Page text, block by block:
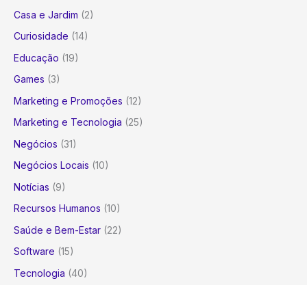
Casa e Jardim (2)
Curiosidade (14)
Educação (19)
Games (3)
Marketing e Promoções (12)
Marketing e Tecnologia (25)
Negócios (31)
Negócios Locais (10)
Notícias (9)
Recursos Humanos (10)
Saúde e Bem-Estar (22)
Software (15)
Tecnologia (40)